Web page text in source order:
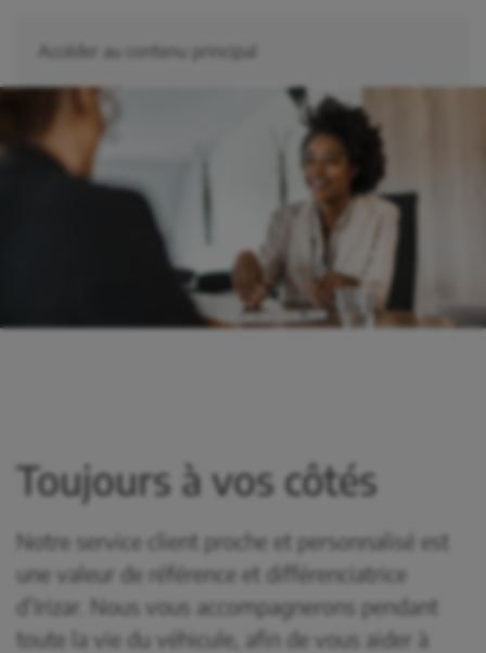
Accéder au contenu principal
Toujours à vos côtés
Notre service client proche et personnalisé est
une valeur de référence et différenciatrice
d’Irizar. Nous vous accompagnerons pendant
toute la vie du véhicule, afin de vous aider à